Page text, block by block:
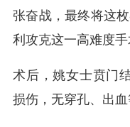
张奋战，最终将这
利攻克这一高难度手
术后，姚女士贲门
损伤，无穿孔、出血